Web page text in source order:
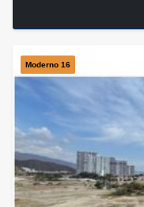
Moderno 16